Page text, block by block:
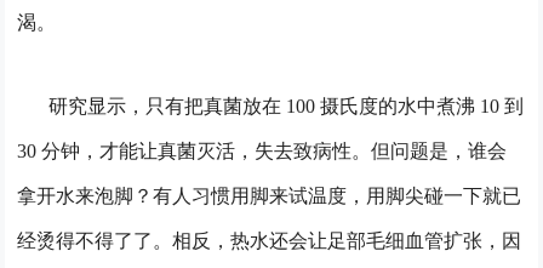
渴。
研究显示，只有把真菌放在 100 摄氏度的水中煮沸 10 到
30 分钟，才能让真菌灭活，失去致病性。但问题是，谁会
拿开水来泡脚？有人习惯用脚来试温度，用脚尖碰一下就已
经烫得不得了了。相反，热水还会让足部毛细血管扩张，因